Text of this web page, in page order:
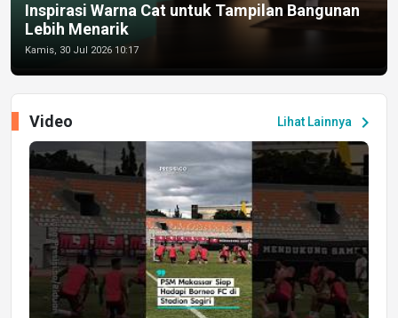
Inspirasi Warna Cat untuk Tampilan Bangunan
Lebih Menarik
Kamis, 30 Jul 2026 10:17
Lihat Lainnya chevron_right
Video